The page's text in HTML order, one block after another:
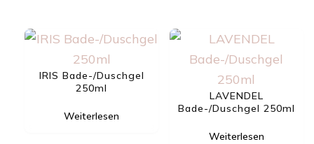
IRIS Bade-/Duschgel
250ml
Weiterlesen
LAVENDEL
Bade-/Duschgel 250ml
Weiterlesen